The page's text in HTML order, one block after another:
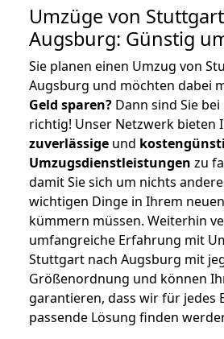
Umzüge von
Augsburg: Günstig
Sie planen einen Umzug von
Augsburg und möchten dabei
Geld sparen? Dann sind Sie
richtig! Unser Netzwerk bieten
zuverlässige und
Umzugsdienstleistungen zu
damit Sie sich um nichts
wichtigen Dinge in Ihrem
kümmern müssen. Weiterhin
umfangreiche Erfahrung mit
Stuttgart nach Augsburg mit
Größenordnung und können
garantieren, dass wir für jedes
passende Lösung finden